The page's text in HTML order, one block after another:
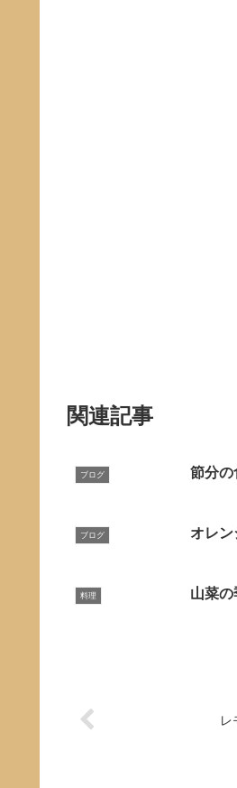
関連記事
ブログ 節分の
ブログ オレ
料理 山菜
レ